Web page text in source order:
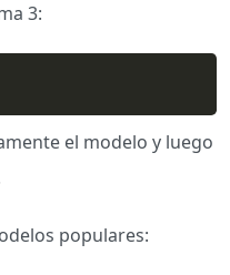
3:
el modelo y luego
populares: